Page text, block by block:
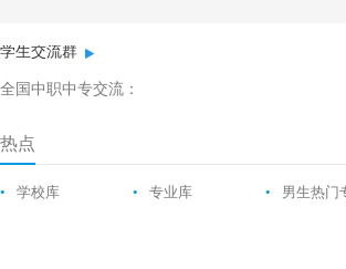
学生交流群
全国中职中专交流：
热点
• 学校库 • 专业库 • 男生热门